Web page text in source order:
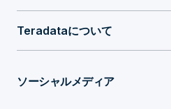
Teradataについて
ソーシャルメディア